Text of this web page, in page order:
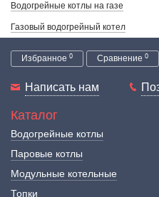
Водогрейные котлы на газе
Газовый водогрейный котел
Избранное 0 Сравнение 0
Написать нам
Каталог
Водогрейные котлы
Паровые котлы
Модульные котельные
Топки